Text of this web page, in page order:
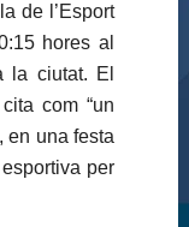
de l’Esport
hores al
la ciutat. El
com “un
en una festa
per